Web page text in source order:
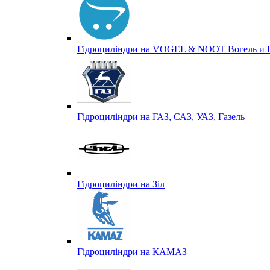
Гідроциліндри на VOGEL & NOOT Вогель и
Гідроциліндри на ГАЗ, САЗ, УАЗ, Газель
Гідроциліндри на Зіл
Гідроциліндри на КАМАЗ